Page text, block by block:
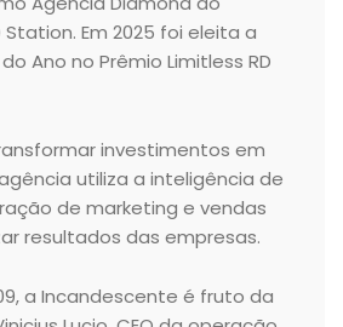
Em 2025 foi eleita a
Ano no Prêmio Limitless RD
investimentos em
utiliza a inteligência de
de marketing e vendas
resultados das empresas.
a Incandescente é fruto da